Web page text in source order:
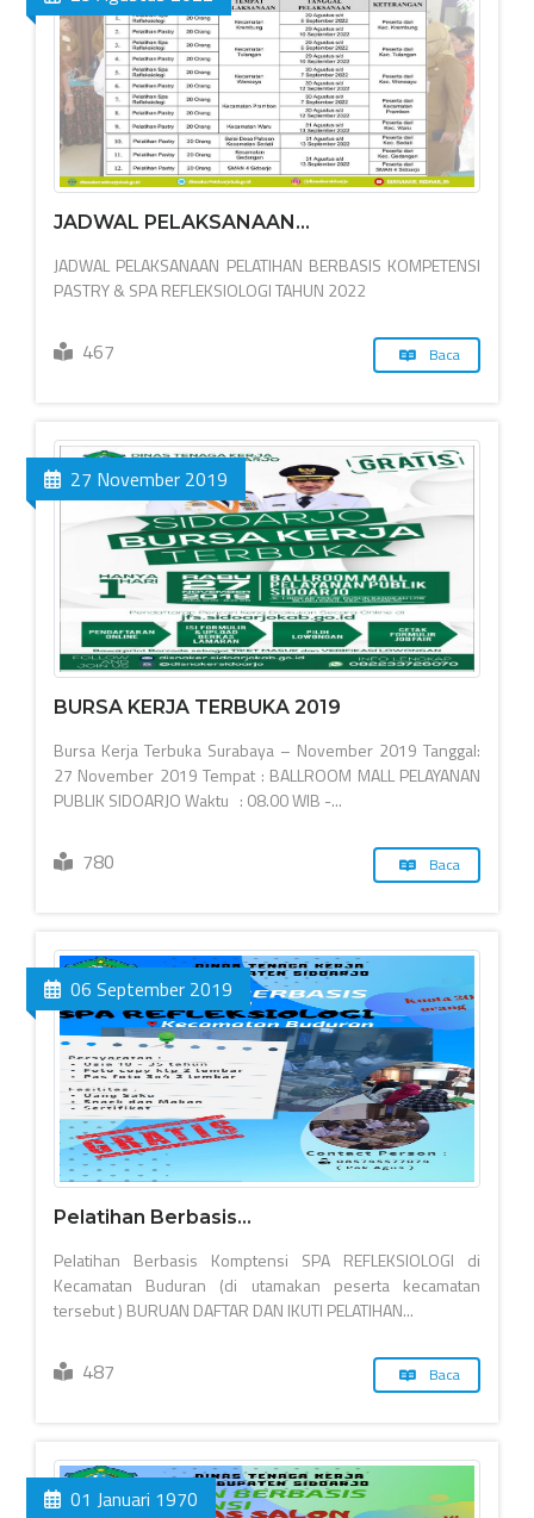
JADWAL PELAKSANAAN...
JADWAL PELAKSANAAN PELATIHAN BERBASIS KOMPETENSI
PASTRY & SPA REFLEKSIOLOGI TAHUN 2022
467 Baca
27 November 2019
BURSA KERJA TERBUKA 2019
Bursa Kerja Terbuka Surabaya – November 2019 Tanggal:
27 November 2019 Tempat : BALLROOM MALL PELAYANAN
PUBLIK SIDOARJO Waktu : 08.00 WIB -...
780 Baca
06 September 2019
Pelatihan Berbasis...
Pelatihan Berbasis Komptensi SPA REFLEKSIOLOGI di
Kecamatan Buduran (di utamakan peserta kecamatan
tersebut ) BURUAN DAFTAR DAN IKUTI PELATIHAN...
487 Baca
01 Januari 1970